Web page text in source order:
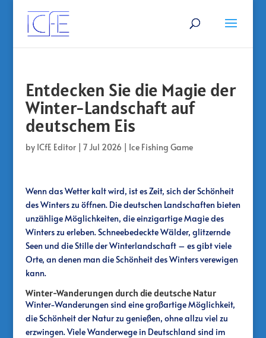
Entdecken Sie die Magie der
Winter-Landschaft auf
deutschem Eis
by ICfE Editor| 7 Jul 2026 | Ice Fishing Game
Wenn das Wetter kalt wird, ist es Zeit, sich der Schönheit
des Winters zu öffnen. Die deutschen Landschaften bieten
unzählige Möglichkeiten, die einzigartige Magie des
Winters zu erleben. Schneebedeckte Wälder, glitzernde
Seen und die Stille der Winterlandschaft – es gibt viele
Orte, an denen man die Schönheit des Winters verewigen
kann.
Winter-Wanderungen durch die deutsche Natur
Winter-Wanderungen sind eine großartige Möglichkeit,
die Schönheit der Natur zu genießen, ohne allzu viel zu
erzwingen. Viele Wanderwege in Deutschland sind im